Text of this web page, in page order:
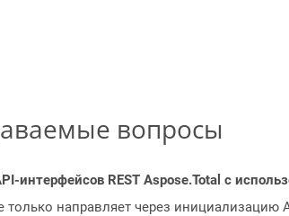
вопросы
интерфейсов REST Aspose.Total с
только направляет через инициализацию